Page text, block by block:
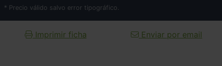
* Precio válido salvo error tipográfico.
Imprimir ficha Enviar por email